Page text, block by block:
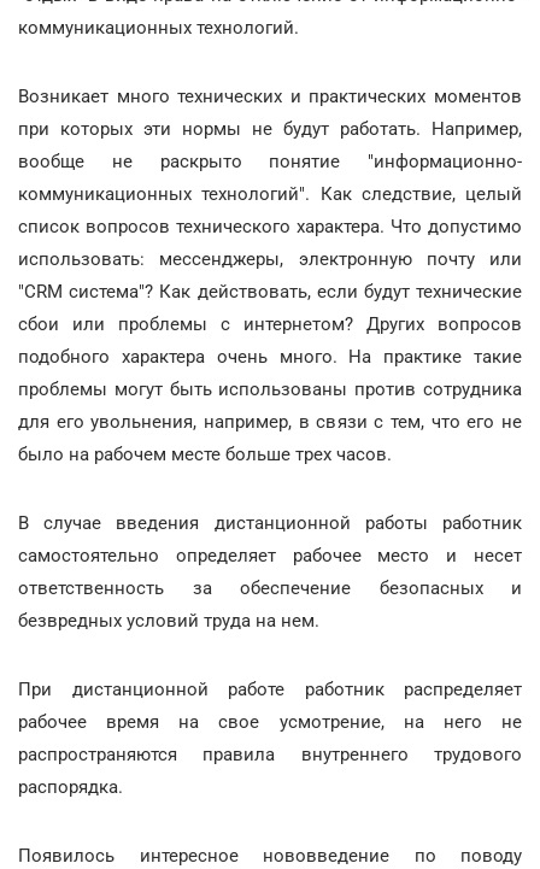
коммуникационных технологий.
Возникает много технических и практических моментов
при которых эти нормы не будут работать. Например,
вообще не раскрыто понятие "информационно-
коммуникационных технологий". Как следствие, целый
список вопросов технического характера. Что допустимо
использовать: мессенджеры, электронную почту или
"CRM система"? Как действовать, если будут технические
сбои или проблемы с интернетом? Других вопросов
подобного характера очень много. На практике такие
проблемы могут быть использованы против сотрудника
для его увольнения, например, в связи с тем, что его не
было на рабочем месте больше трех часов.
В случае введения дистанционной работы работник
самостоятельно определяет рабочее место и несет
ответственность за обеспечение безопасных и
безвредных условий труда на нем.
При дистанционной работе работник распределяет
рабочее время на свое усмотрение, на него не
распространяются правила внутреннего трудового
распорядка.
Появилось интересное нововведение по поводу